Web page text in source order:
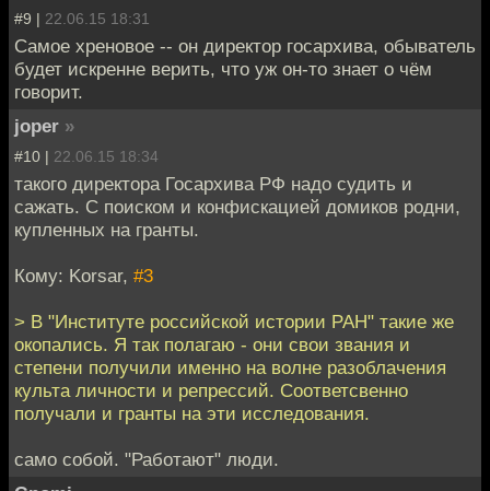
#9 | 22.06.15 18:31
Самое хреновое -- он директор госархива, обыватель
будет искренне верить, что уж он-то знает о чём
говорит.
joper »
#10 | 22.06.15 18:34
такого директора Госархива РФ надо судить и
сажать. С поиском и конфискацией домиков родни,
купленных на гранты.
Кому: Korsar, #3
> В "Институте российской истории РАН" такие же
окопались. Я так полагаю - они свои звания и
степени получили именно на волне разоблачения
культа личности и репрессий. Соответсвенно
получали и гранты на эти исследования.
само собой. "Работают" люди.